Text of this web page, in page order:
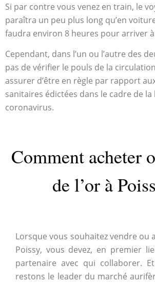
Si par contre vous venez en train, le
paraîtra un peu plus long qu’en
faudra environ 8 heures pour arriver
Cependant, dans l’un ou l’autre des
pas de vérifier le pouls de la
assurer d’être en règle par rapport
sanitaires édictées dans le cadre de
coronavirus.
Comment acheter
de l’or à
Lorsque vous souhaitez vendre ou
Poissy, vous devez, en premier
partenaire avec qui collaborer.
restons le leader du marché